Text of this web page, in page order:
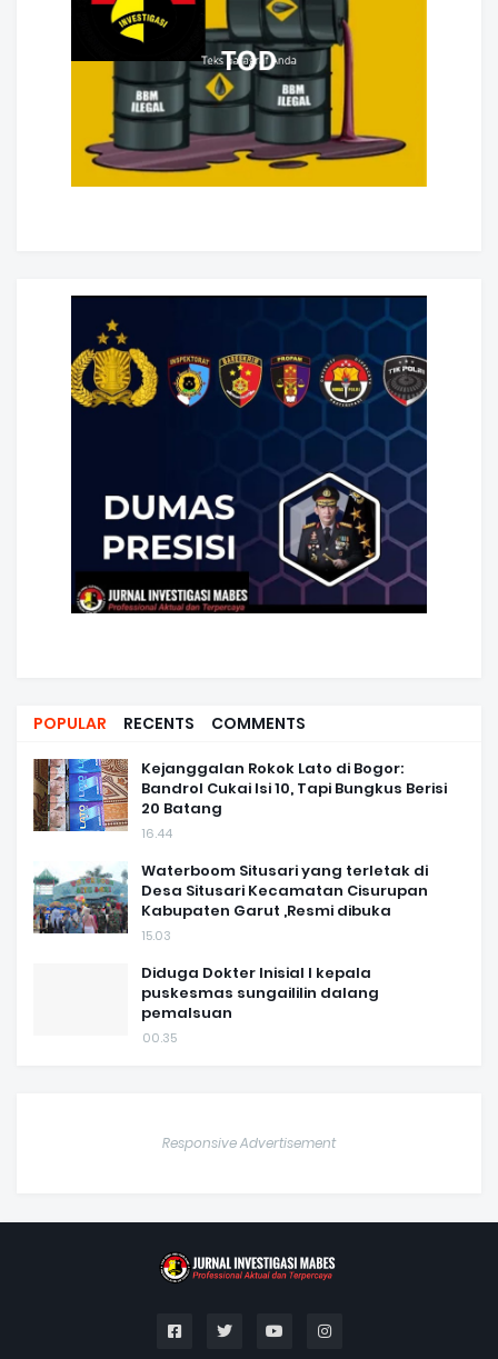
POPULAR RECENTS COMMENTS
Kejanggalan Rokok Lato di Bogor:
Bandrol Cukai Isi 10, Tapi Bungkus Berisi
20 Batang
16.44
Waterboom Situsari yang terletak di
Desa Situsari Kecamatan Cisurupan
Kabupaten Garut ,Resmi dibuka
15.03
Diduga Dokter Inisial I kepala
puskesmas sungaililin dalang
pemalsuan
00.35
Responsive Advertisement